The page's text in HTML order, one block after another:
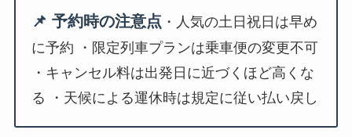
📌 予約時の注意点 ・人気の土日祝日は早め
に予約 ・限定列車プランは乗車便の変更不可
・キャンセル料は出発日に近づくほど高くな
る ・天候による運休時は規定に従い払い戻し